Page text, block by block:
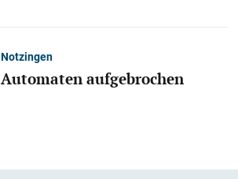
Notzingen
Automaten aufgebrochen